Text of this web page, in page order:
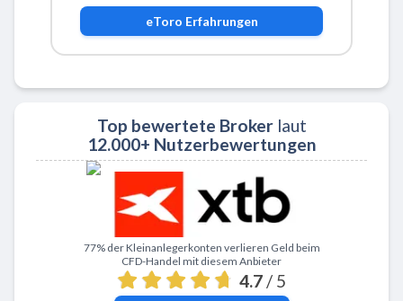
eToro Erfahrungen
Top bewertete Brokerlaut
12.000+ Nutzerbewertungen
Zu XTB
77% der Kleinanlegerkonten verlieren Geld beim
CFD-Handel mit diesem Anbieter
4.7 / 5